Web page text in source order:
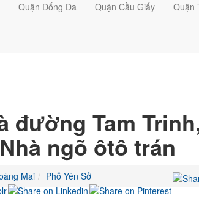
Quận Đống Đa Quận Cầu Giấy Quận
đường Tam
ngõ ôtô trán
Mai Phố Yên Sở